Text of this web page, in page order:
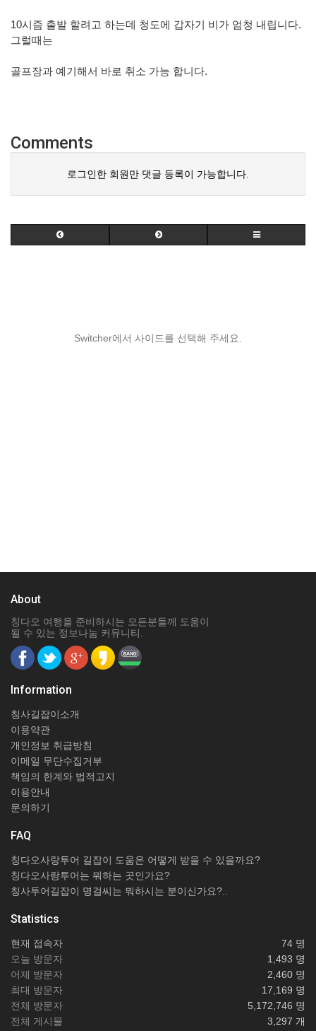
10시즘 출발 할려고 하는데 청도에 갑자기 비가 엄청 내립니다.
그럴때는
골프장과 예기해서 바로 취소 가능 합니다.
Comments
로그인한 회원만 댓글 등록이 가능합니다.
Switcher에서 사이드를 선택해 주세요.
About
칭다오 여행을 준비하시는 모든분들께 도움이
될 수 있는 정보나눔 커뮤니티.
Information
칭사길잡이소개
이용약관
개인정보 취급방침
이메일 무단수집거부
책임의 한계와 법적고지
이용안내
문의하기
FAQ
칭다오사랑투어 길잡이 도움은 어떻게 받을 수 있을까요?
칭다오사랑투어는 뭐하는 곳인가요?
칭사투어길잡이 명걸씨는 뭐하시는 분이신가요?..
Statistics
현재 접속자
74 명
오늘 방문자
1,493 명
어제 방문자
2,460 명
최대 방문자
17,169 명
전체 방문자
5,172,746 명
전체 게시물
3,297 개